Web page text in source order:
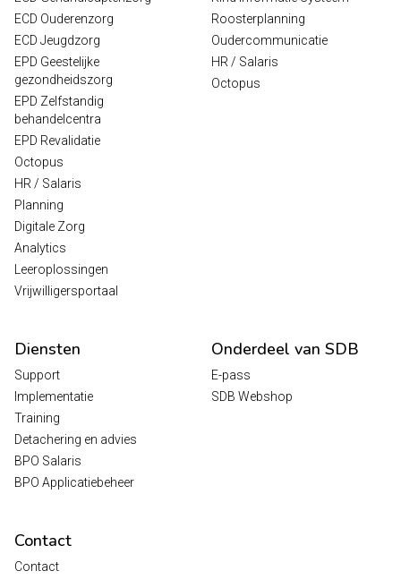
ECD Ouderenzorg
ECD Jeugdzorg
EPD Geestelijke
gezondheidszorg
EPD Zelfstandig
behandelcentra
EPD Revalidatie
Octopus
HR / Salaris
Planning
Digitale Zorg
Analytics
Leeroplossingen
Vrijwilligersportaal
Roosterplanning
Oudercommunicatie
HR / Salaris
Octopus
Diensten
Support
Implementatie
Training
Detachering en advies
BPO Salaris
BPO Applicatiebeheer
Onderdeel van SDB
E-pass
SDB Webshop
Contact
Contact